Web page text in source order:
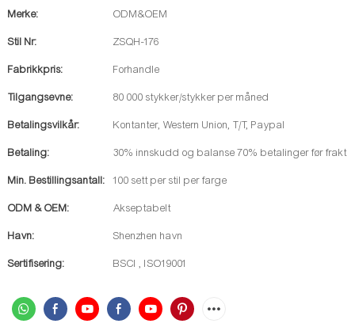
Merke: ODM&OEM
Stil Nr: ZSQH-176
Fabrikkpris: Forhandle
Tilgangsevne: 80 000 stykker/stykker per måned
Betalingsvilkår: Kontanter, Western Union, T/T, Paypal
Betaling: 30% innskudd og balanse 70% betalinger før frakt
Min. Bestillingsantall: 100 sett per stil per farge
ODM & OEM: Akseptabelt
Havn: Shenzhen havn
Sertifisering: BSCI , ISO19001